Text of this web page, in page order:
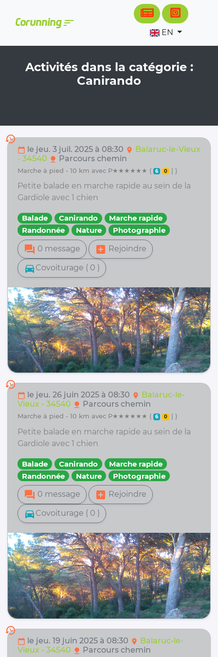
Corunningsort
EN
Activités dans la catégorie :
Canirando
history
calendar_today le jeu. 3 juil. 2025 à 08:30 location_on Balaruc-le-Vieux
- 34540 nature Parcours chemin
marche à pied - 10 km avec P★★★★★★ ( 6 0 | )
Petite balade en marche rapide au sein de la
Gardiole avec 1 chien
Balade Canirando
Marche rapide
Randonnée
Nature Photographie
forum 0 message add_box Rejoindre
directions_car Covoiturage ( 0 )
history
calendar_today le jeu. 26 juin 2025 à 08:30 location_on
Balaruc-le-
Vieux - 34540 nature Parcours chemin
marche à pied - 10 km avec P★★★★★★ ( 6 0 | )
Petite balade en marche rapide au sein de la
Gardiole avec 1 chien
Balade Canirando
Marche rapide
Randonnée
Nature Photographie
forum 0 message add_box Rejoindre
directions_car Covoiturage ( 0 )
history
calendar_today le jeu. 19 juin 2025 à 08:30 location_on Balaruc-le-
Vieux - 34540 nature Parcours chemin